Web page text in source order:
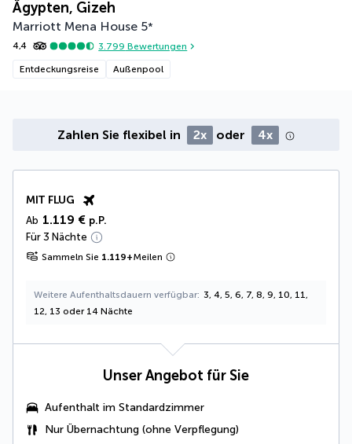
Ägypten, Gizeh
Marriott Mena House 5*
4,4 3.799 Bewertungen
Entdeckungsreise Außenpool
Zahlen Sie flexibel in 2x oder 4x
MIT FLUG
Ab 1.119 € p.P.
Für 3 Nächte
Sammeln Sie 1.119+Meilen
Weitere Aufenthaltsdauern verfügbar 3, 4, 5, 6, 7, 8, 9, 10, 11,
12, 13 oder 14 Nächte
Unser Angebot für Sie
Aufenthalt im Standardzimmer
Nur Übernachtung (ohne Verpflegung)